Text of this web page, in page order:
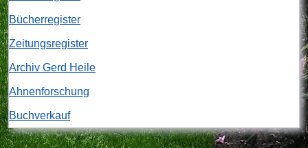
Bücherregister
Zeitungsregister
Archiv Gerd Heile
Ahnenforschung
Buchverkauf